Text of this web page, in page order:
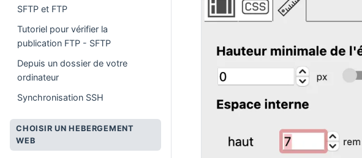
SFTP et FTP
Tutoriel pour vérifier la
publication FTP - SFTP
Depuis un dossier de votre
ordinateur
Synchronisation SSH
CHOISIR UN HEBERGEMENT
WEB